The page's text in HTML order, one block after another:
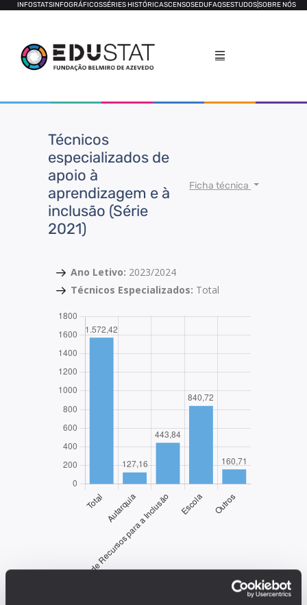
INFOSTATSINFOGRÁFICOSSÉRIES HISTÓRICASCENSOSEDUFAQSESTUDOSSOBRE NÓS
Técnicos
especializados de
apoio à
aprendizagem e à
inclusão (Série
2021)
Ficha técnica
Ano Letivo: 2023/2024
Técnicos Especializados: Total
EDUSTAT 2026